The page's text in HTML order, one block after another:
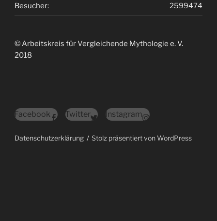
2599474
Besucher:
© Arbeitskreis für Vergleichende Mythologie e. V.
2018
Facebook Twitter Instagram
Datenschutzerklärung Stolz präsentiert von WordPress